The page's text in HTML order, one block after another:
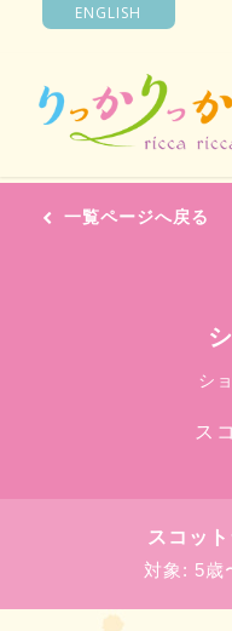
ENGLISH
一覧ページへ戻る
シ
ス
スコッ
対象: 5歳